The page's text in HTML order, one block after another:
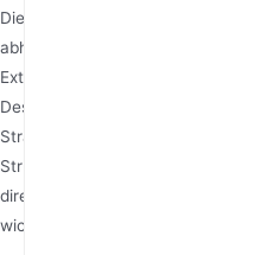
Dielektrizitätskonstante und dem
abhängt. Ihre Vorteile sind geringe
Externe Antennen haben eine
Designfreiheit, ermöglichen die
Strahlerelemente aus
Strukturmaterialien wie
direkt dem Benutzer zugewandt,
wichtige Überlegungen sind.